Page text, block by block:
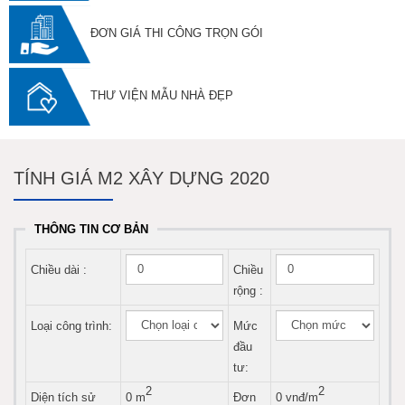
ĐƠN GIÁ THI CÔNG TRỌN GÓI
THƯ VIỆN MẪU NHÀ ĐẸP
TÍNH GIÁ M2 XÂY DỰNG 2020
THÔNG TIN CƠ BẢN
Chiều dài :
Chiều
rộng :
Loại công trình:
Mức
đầu
tư:
Diện tích sử
0 m2
Đơn
0 vnđ/m2